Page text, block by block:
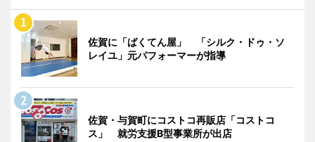
佐賀に「ばくてん屋」 「シルク・ドゥ・ソ
レイユ」元パフォーマーが指導
佐賀・与賀町にコストコ再販店「コストコ
ス」 就労支援B型事業所が出店